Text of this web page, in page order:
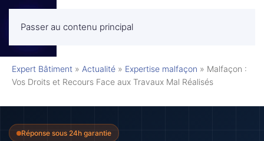
Passer au contenu principalMENU
Expert Bâtiment » Actualité » Expertise malfaçon » Malfaçon :
Vos Droits et Recours Face aux Travaux Mal Réalisés
Réponse sous 24h garantie